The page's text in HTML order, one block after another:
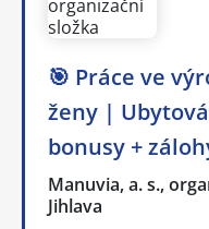
🎯 Práce ve
ženy |
bonusy +
Manuvia, a. s.,
Jihlava